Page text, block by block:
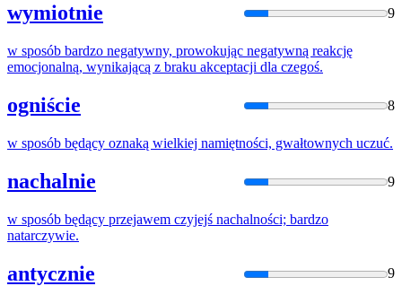
wymiotnie 9
w sposób bardzo negatywny, prowokując negatywną reakcję
emocjonalną, wynikającą z braku akceptacji dla czegoś.
ogniście 8
w sposób będący oznaką wielkiej namiętności, gwałtownych uczuć.
nachalnie 9
w sposób będący przejawem czyjejś nachalności; bardzo
natarczywie.
antycznie 9